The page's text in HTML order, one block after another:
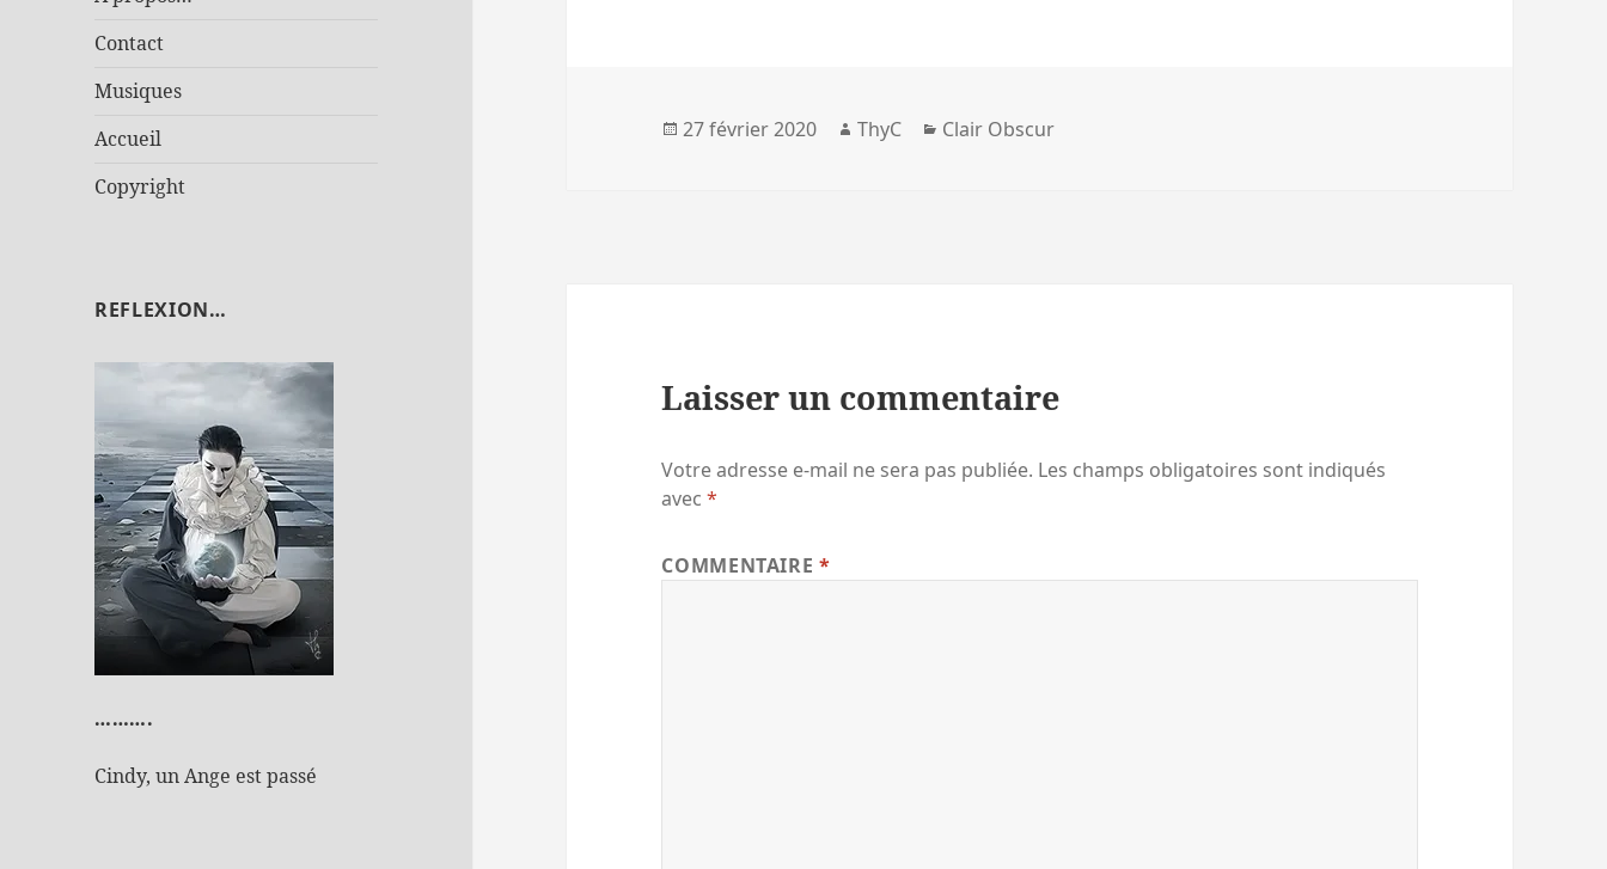
Contact
Musiques
Accueil
Copyright
REFLEXION…
……….
Cindy, un Ange est passé
Publié
27 février 2020 Auteur
ThyC Catégories
Clair Obscur
Laisser un commentaire
Votre adresse e-mail ne sera pas publiée. Les champs obligatoires sont indiqués
avec*
COMMENTAIRE*